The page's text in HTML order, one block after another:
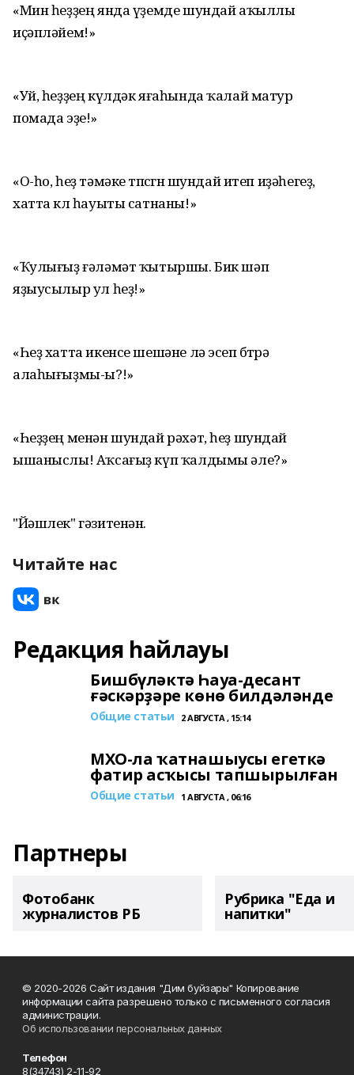
«Мин һеҙҙең янда үҙемде шундай аҡыллы
иҫәпләйем!»
«Уй, һеҙҙең күлдәк яғаһында ҡалай матур
помада эҙе!»
«О-һо, һеҙ тәмәке төпсөгөн шундай итеп иҙәһегеҙ,
хатта көл һауыты сатнаны!»
«Ҡулығыҙ ғәләмәт ҡытыршы. Бик шәп
яҙыусылыр ул һеҙ!»
«Һеҙ хатта икенсе шешәне лә эсеп бөтөрә
алаһығыҙмы-ы?!»
«Һеҙҙең менән шундай рәхәт, һеҙ шундай
ышаныслы! Аҡсағыҙ күп ҡалдымы әле?»
"Йәшлек" гәзитенән.
Читайте нас
Редакция һайлауы
Бишбүләктә Һауа-десант
ғәскәрҙәре көнө билдәләнде
Общие статьи 2 АВГУСТА , 15:14
МХО-ла ҡатнашыусы егеткә
фатир асҡысы тапшырылған
Общие статьи 1 АВГУСТА , 06:16
Партнеры
Фотобанк
журналистов РБ
Рубрика "Еда и
напитки"
© 2020-2026 Сайт издания "Дим буйзары" Копирование
информации сайта разрешено только с письменного согласия
администрации.
Об использовании персональных данных
Телефон
8(34743) 2-11-92